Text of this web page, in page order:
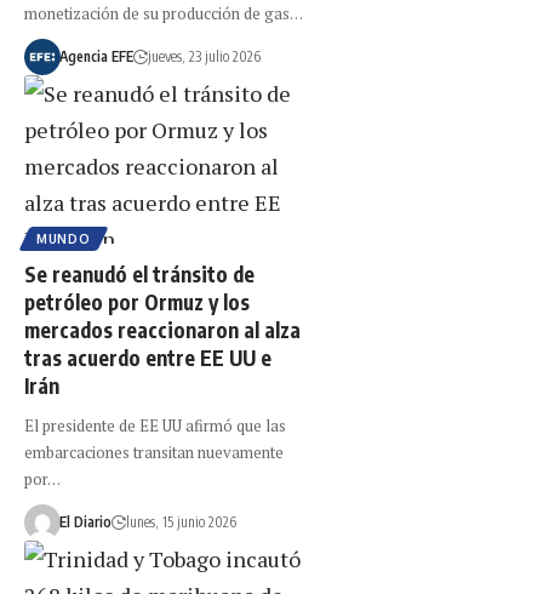
monetización de su producción de gas…
Agencia EFE jueves, 23 julio 2026
MUNDO
Se reanudó el tránsito de
petróleo por Ormuz y los
mercados reaccionaron al alza
tras acuerdo entre EE UU e
Irán
El presidente de EE UU afirmó que las
embarcaciones transitan nuevamente
por…
El Diario lunes, 15 junio 2026